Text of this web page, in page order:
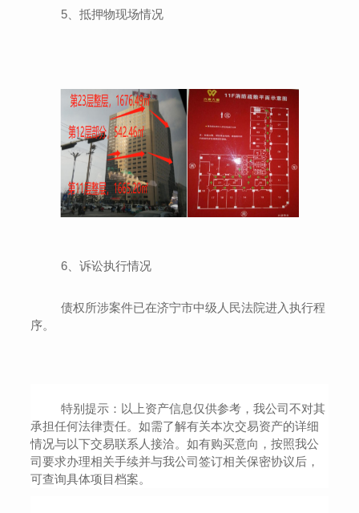
5、抵押物现场情况
6、 诉讼执行情况
债权所涉案件已在济宁市中级人民法院进入执行程
序。
特别提示：以上资产信息仅供参考，我公司不对其
承担任何法律责任。如需了解有关本次交易资产的详细
情况与以下交易联系人接洽。如有购买意向，按照我公
司要求办理相关手续并与我公司签订相关保密协议后，
可查询具体项目档案。